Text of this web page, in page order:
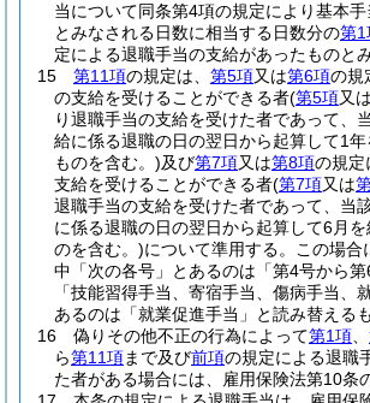
当について同条第4項の規定により基本
とみなされる日数に相当する日数分の第1
定による退職手当の支給があったものとみ
15
第11項の規定は、 第5項又は第6項の規
の支給を受けることができる者(第5項又は
り退職手当の支給を受けた者であって、
給に係る退職の日の翌日から起算して1
ものを含む。)及び第7項又は第8項の規定
支給を受けることができる者(第7項又は
退職手当の支給を受けた者であって、当
に係る退職の日の翌日から起算して6月
のを含む。)について準用する。 この場合
中「次の各号」とあるのは「第4号から第
「技能習得手当、寄宿手当、傷病手当、
あるのは「就業促進手当」と読み替える
16
偽りその他不正の行為によって第1項
ら第11項まで及び前項の規定による退職
た者がある場合には、雇用保険法第10条